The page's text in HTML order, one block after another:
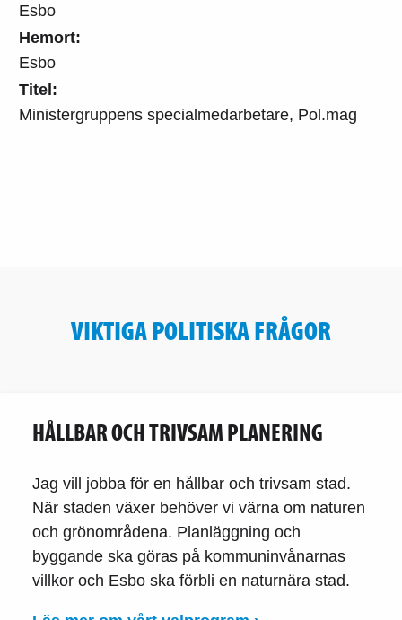
Esbo
Hemort:
Esbo
Titel:
Ministergruppens specialmedarbetare, Pol.mag
VIKTIGA POLITISKA FRÅGOR
HÅLLBAR OCH TRIVSAM PLANERING
Jag vill jobba för en hållbar och trivsam stad.
När staden växer behöver vi värna om naturen
och grönområdena. Planläggning och
byggande ska göras på kommuninvånarnas
villkor och Esbo ska förbli en naturnära stad.